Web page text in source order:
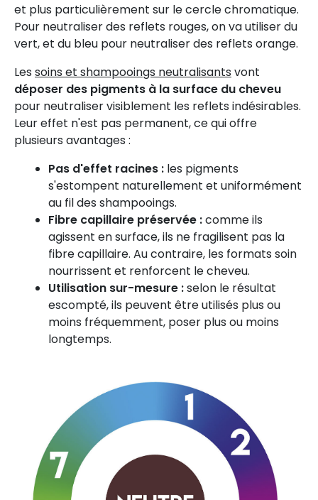
et plus particulièrement sur le cercle chromatique.
Pour neutraliser des reflets rouges, on va utiliser du
vert, et du bleu pour neutraliser des reflets orange.
Les soins et shampooings neutralisants vont
déposer des pigments à la surface du cheveu
pour neutraliser visiblement les reflets indésirables.
Leur effet n'est pas permanent, ce qui offre
plusieurs avantages :
Pas d'effet racines : les pigments
s'estompent naturellement et uniformément
au fil des shampooings.
Fibre capillaire préservée :comme ils
agissent en surface, ils ne fragilisent pas la
fibre capillaire. Au contraire, les formats soin
nourrissent et renforcent le cheveu.
Utilisation sur-mesure :selon le résultat
escompté, ils peuvent être utilisés plus ou
moins fréquemment, poser plus ou moins
longtemps.